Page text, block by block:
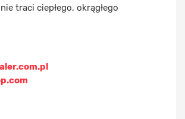
traci ciepłego, okrągłego